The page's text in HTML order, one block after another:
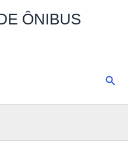
ÔNIBUS